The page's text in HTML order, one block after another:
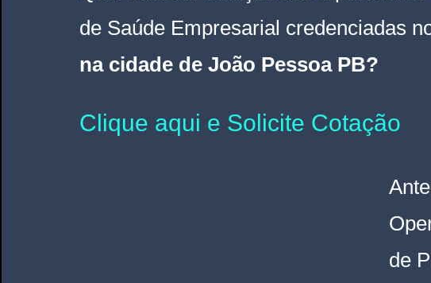
de Saúde Empresarial credenciadas
na cidade de João Pessoa PB?
Clique aqui e Solicite Cotação
de